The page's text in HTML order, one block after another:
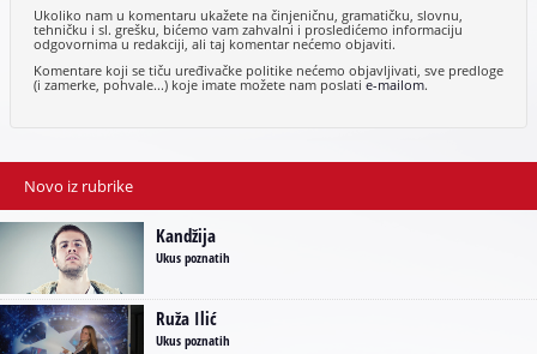
Ukoliko nam u komentaru ukažete na činjeničnu, gramatičku, slovnu,
tehničku i sl. grešku, bićemo vam zahvalni i prosledićemo informaciju
odgovornima u redakciji, ali taj komentar nećemo objaviti.
Komentare koji se tiču uređivačke politike nećemo objavljivati, sve predloge
(i zamerke, pohvale...) koje imate možete nam poslatie-mailom.
Novo iz rubrike
Kandžija
Ukus poznatih
Ruža Ilić
Ukus poznatih